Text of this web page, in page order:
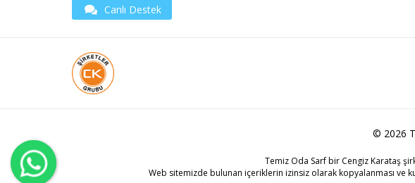
Canlı Destek
© 2026
Temiz Oda Sarf bir Cengiz Karataş
Web sitemizde bulunan içeriklerin izinsiz olarak kopyalanması ve